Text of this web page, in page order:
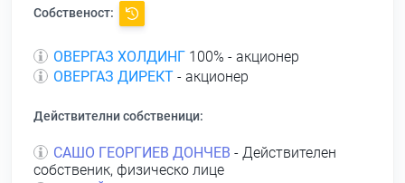
Собственост:
ОВЕРГАЗ ХОЛДИНГ 100% - акционер
ОВЕРГАЗ ДИРЕКТ - акционер
Действителни собственици:
САШО ГЕОРГИЕВ ДОНЧЕВ - Действителен
собственик, физическо лице